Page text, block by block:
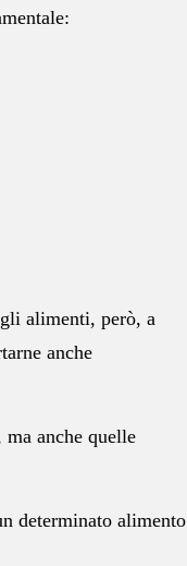
alimenti, però, a
anche
ma anche quelle
determinato alimento